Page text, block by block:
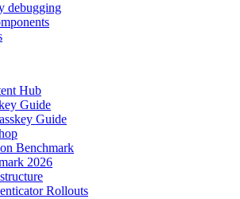
debugging
Hub
Guide
Guide
Benchmark
2026
Rollouts